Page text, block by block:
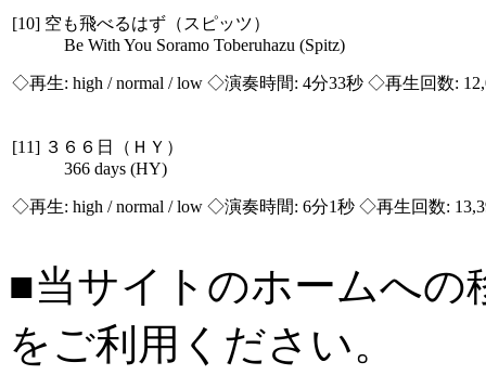
[10] 空も飛べるはず（スピッツ）
Be With You Soramo Toberuhazu (Spitz)
◇再生: high / normal / low ◇演奏時間: 4分33秒 ◇再生回数:
[11] ３６６日（ＨＹ）
366 days (HY)
◇再生: high / normal / low ◇演奏時間: 6分1秒 ◇再生回数:
■当サイトのホームへの
をご利用ください。